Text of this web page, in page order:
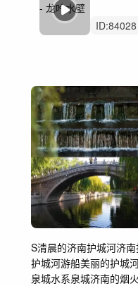
ID:84028
S清晨的济南护城河济
护城河游船美丽的护城
泉城水系泉城济南的烟